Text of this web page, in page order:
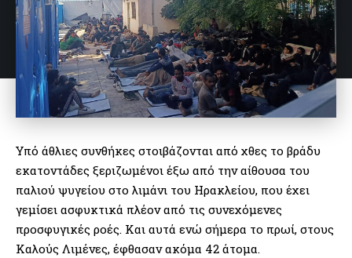
Υπό άθλιες συνθήκες στοιβάζονται από χθες το βράδυ
εκατοντάδες ξεριζωμένοι έξω από την αίθουσα του
παλιού ψυγείου στο λιμάνι του Ηρακλείου, που έχει
γεμίσει ασφυκτικά πλέον από τις συνεχόμενες
προσφυγικές ροές. Και αυτά ενώ σήμερα το πρωί, στους
Καλούς Λιμένες, έφθασαν ακόμα 42 άτομα.